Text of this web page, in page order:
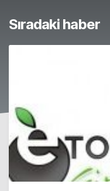
Sıradaki haber